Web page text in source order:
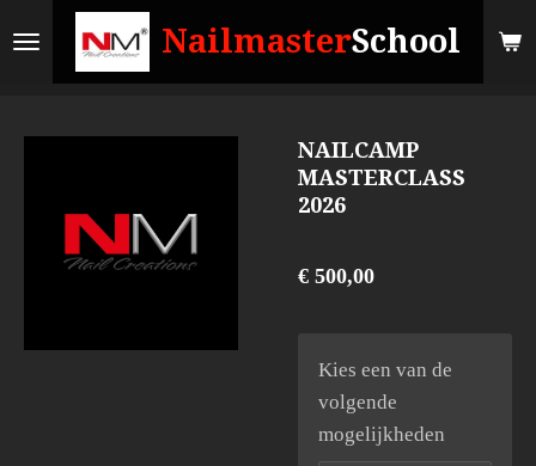
NailmasterSchool
NAILCAMP
MASTERCLASS
2026
€ 500,00
Kies een van de
volgende
mogelijkheden